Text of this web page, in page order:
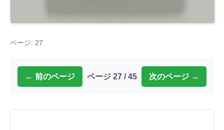
ページ: 27
← 前のページ ページ 27 / 45 次のページ →